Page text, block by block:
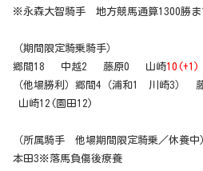
※永森大智騎手 地方競馬通算1300勝ま
（期間限定騎乗騎手）
郷間18 中越2 藤原0 山崎10(+1)
（他場勝利）郷間4（浦和1 川崎3）
山崎12(園田12)
（所属騎手 他場期間限定騎乗／休養中
本田3※落馬負傷後療養